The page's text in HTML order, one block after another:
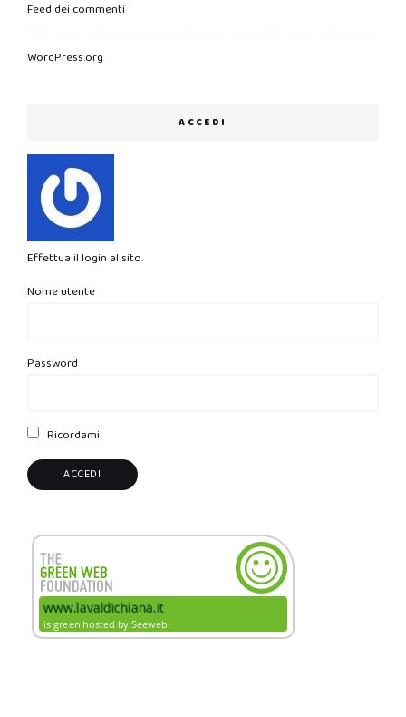
Feed dei commenti
WordPress.org
ACCEDI
Effettua il login al sito.
Nome utente
Password
Ricordami